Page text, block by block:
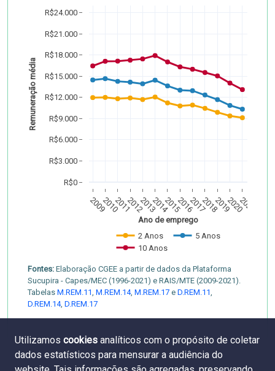
200920102011201220132014201520162017201820192020
2021
R$0
R$3.000
R$6.000
R$9.000
R$12.000
R$15.000
R$18.000
R$21.000
R$24.000
2 Anos
5 Anos
10 Anos
Ano de emprego
Remuneração média
Fontes: Elaboração CGEE a partir de dados da Plataforma
Sucupira - Capes/MEC (1996-2021) e RAIS/MTE (2009-2021).
Tabelas M.REM.11, M.REM.14, M.REM.17 e D.REM.11,
D.REM.14, D.REM.17
Utilizamos cookies analíticos com o propósito de coletar
dados estatísticos para mensurar a audiência do